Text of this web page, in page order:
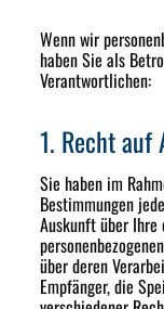
Wenn wir
haben Sie als
Verantwortlichen:
1. Recht auf
Sie haben im
Bestimmungen
Auskunft über Ihre
über deren
Empfänger, die